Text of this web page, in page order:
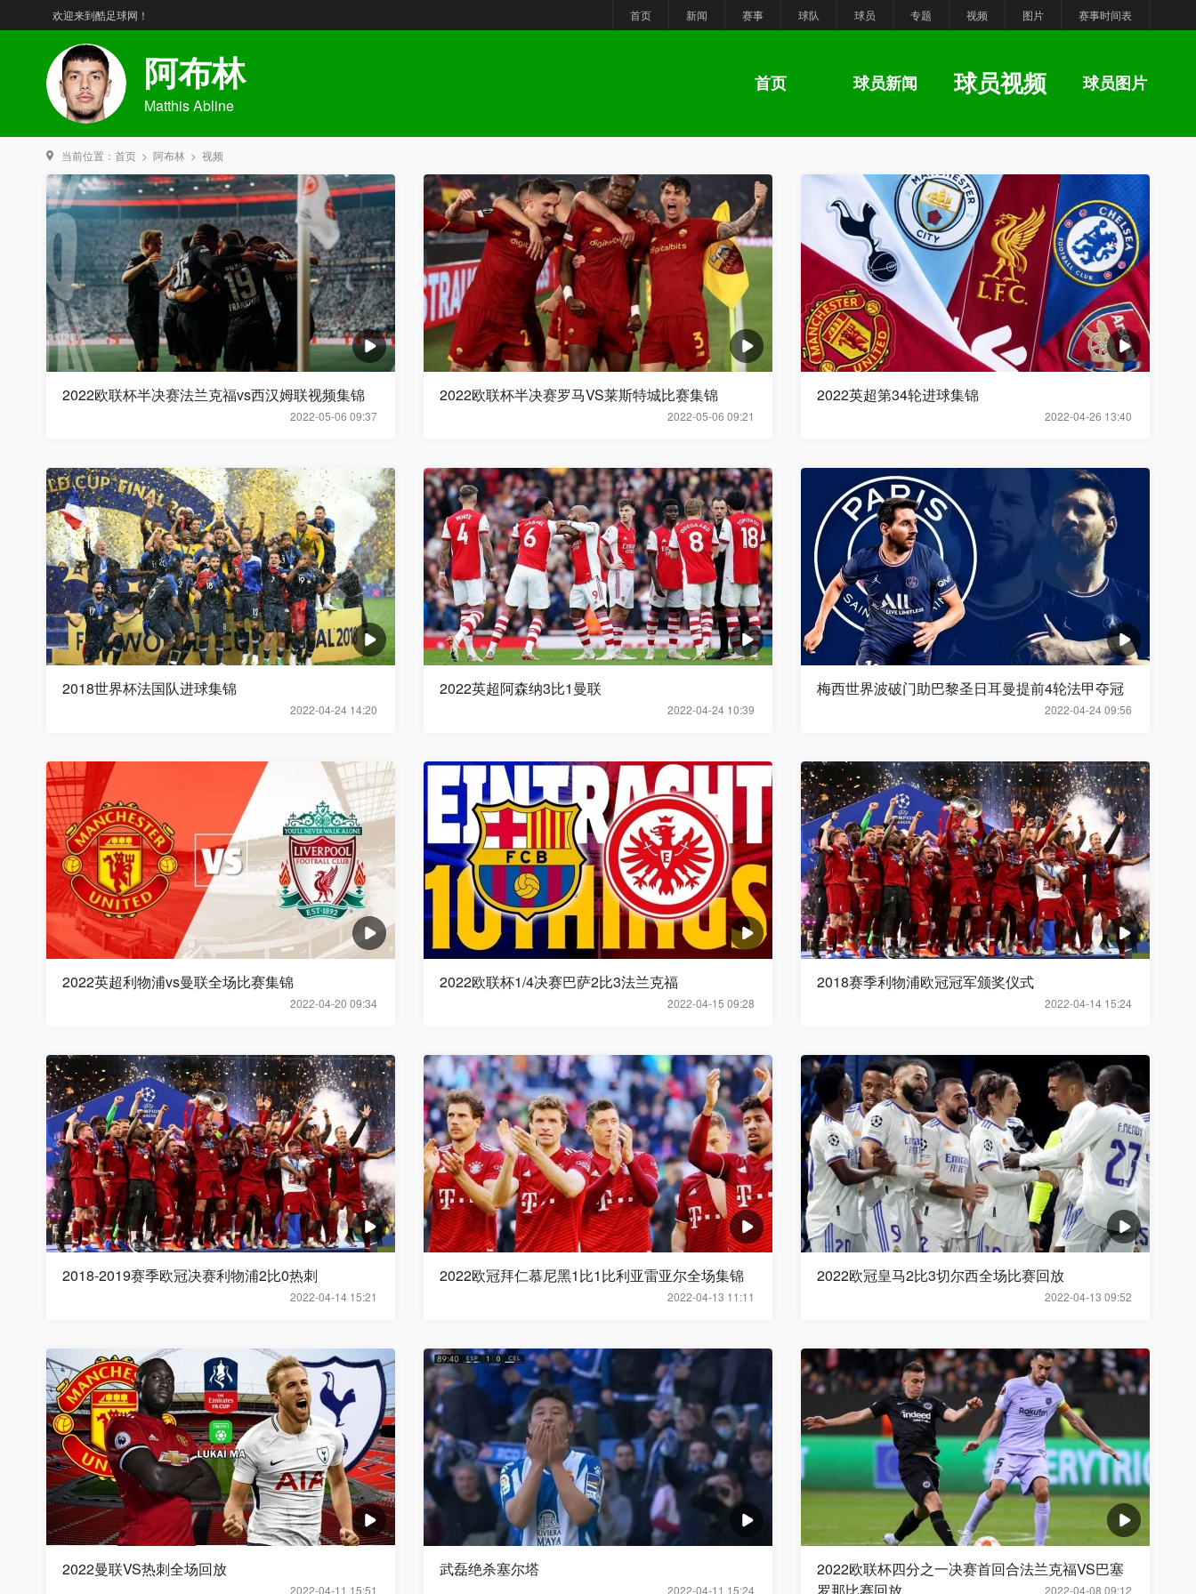
欢迎来到酷足球网！ 首页 新闻 赛事 球队 球员 专题 视频 图片 赛事时间表
阿布林
Matthis Abline
首页 球员新闻 球员视频 球员图片
当前位置： 首页 > 阿布林 > 视频
2022-05-06 09:37
2022欧联杯半决赛法兰克福vs西汉姆联视频集锦
2022-05-06 09:21
2022欧联杯半决赛罗马VS莱斯特城比赛集锦
2022-04-26 13:40
2022英超第34轮进球集锦
2022-04-24 14:20
2018世界杯法国队进球集锦
2022-04-24 10:39
2022英超阿森纳3比1曼联
2022-04-24 09:56
梅西世界波破门助巴黎圣日耳曼提前4轮法甲夺冠
2022-04-20 09:34
2022英超利物浦vs曼联全场比赛集锦
2022-04-15 09:28
2022欧联杯1/4决赛巴萨2比3法兰克福
2022-04-14 15:24
2018赛季利物浦欧冠冠军颁奖仪式
2022-04-14 15:21
2018-2019赛季欧冠决赛利物浦2比0热刺
2022-04-13 11:11
2022欧冠拜仁慕尼黑1比1比利亚雷亚尔全场集锦
2022-04-13 09:52
2022欧冠皇马2比3切尔西全场比赛回放
2022-04-11 15:51
2022曼联VS热刺全场回放
2022-04-11 15:24
武磊绝杀塞尔塔
2022-04-08 09:12
2022欧联杯四分之一决赛首回合法兰克福VS巴塞